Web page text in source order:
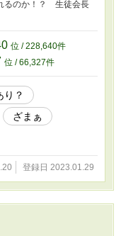
るのか！？ 生徒会長
位 / 228,640件
位 / 66,327件
り？
ざまぁ
登録日 2023.01.29